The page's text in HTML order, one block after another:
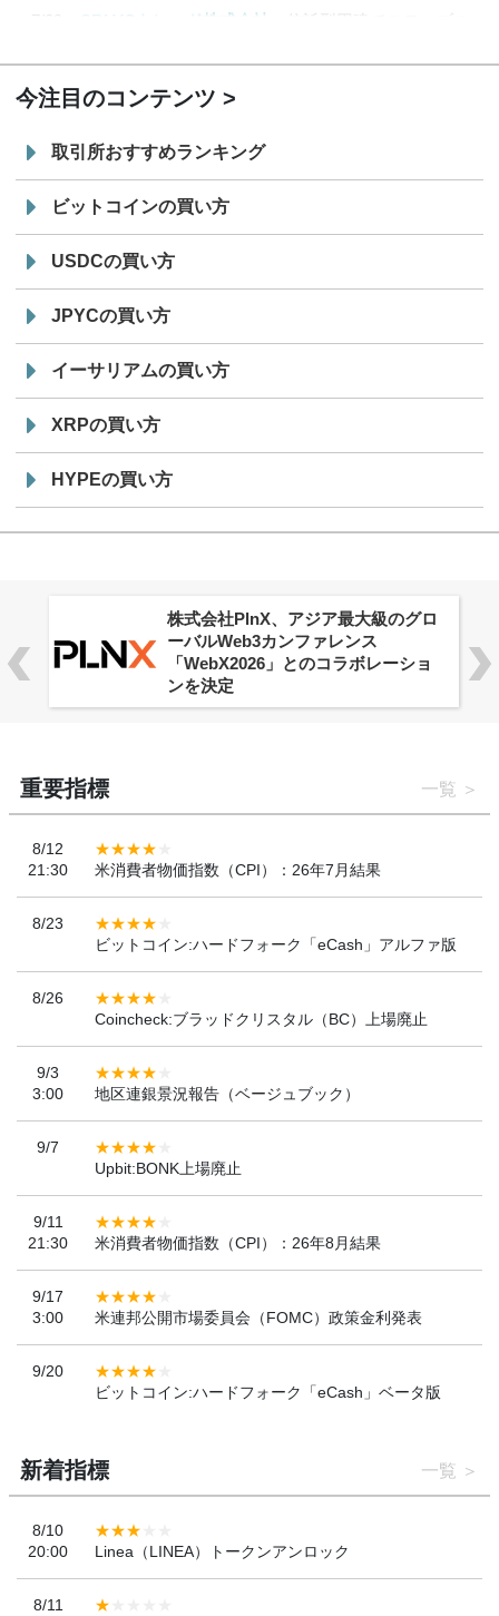
7/29
SBI VCトレード株式会社
信託型円建てステーブル
今注目のコンテンツ
取引所おすすめランキング
ビットコインの買い方
USDCの買い方
JPYCの買い方
イーサリアムの買い方
XRPの買い方
HYPEの買い方
株式会社PlnX、アジア最大級のグロ
ーバルWeb3カンファレンス
「WebX2026」とのコラボレーショ
ンを決定
重要指標 一覧
8/12
21:30
米消費者物価指数（CPI）：26年7月結果
8/23
ビットコイン:ハードフォーク「eCash」アルファ版
8/26
Coincheck:ブラッドクリスタル（BC）上場廃止
9/3
3:00
地区連銀景況報告（ベージュブック）
9/7
Upbit:BONK上場廃止
9/11
21:30
米消費者物価指数（CPI）：26年8月結果
9/17
3:00
米連邦公開市場委員会（FOMC）政策金利発表
9/20
ビットコイン:ハードフォーク「eCash」ベータ版
新着指標 一覧
8/10
20:00
Linea（LINEA）トークンアンロック
8/11